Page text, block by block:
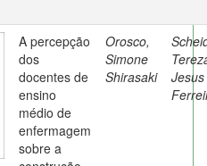
A percepção
dos
docentes de
ensino
médio de
enfermagem
sobre a
Orosco,
Simone
Shirasaki
Jesus